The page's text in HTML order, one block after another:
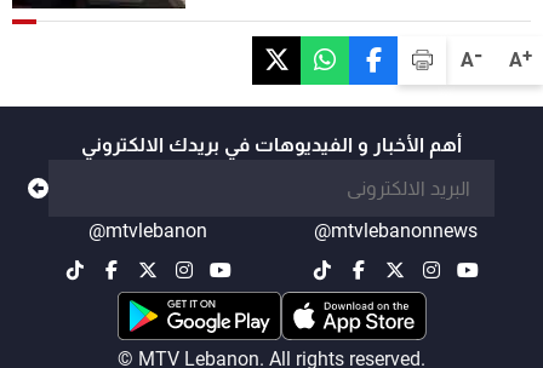
A+
A-
أهم الأخبار و الفيديوهات في بريدك الالكتروني
@mtvlebanonnews
@mtvlebanon
© MTV Lebanon. All rights reserved.